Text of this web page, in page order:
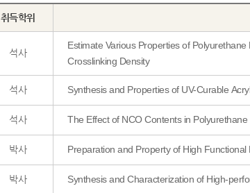
취득학위
석사
Estimate Various Properties of
Crosslinking Density
석사 Synthesis and Properties of UV-Curable
석사 The Effect of NCO Contents in
박사 Preparation and Property of High
박사 Synthesis and Characterization of High-